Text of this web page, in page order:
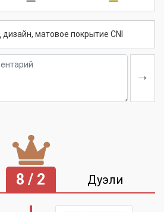
дизайн, матовое покрытие CNI
8 / 2 Дуэли